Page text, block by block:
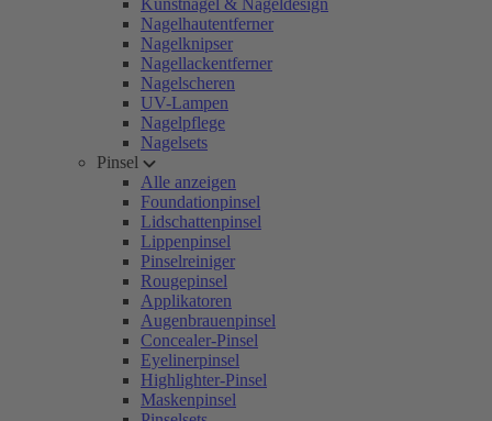
Kunstnägel & Nageldesign
Nagelhautentferner
Nagelknipser
Nagellackentferner
Nagelscheren
UV-Lampen
Nagelpflege
Nagelsets
Pinsel
Alle anzeigen
Foundationpinsel
Lidschattenpinsel
Lippenpinsel
Pinselreiniger
Rougepinsel
Applikatoren
Augenbrauenpinsel
Concealer-Pinsel
Eyelinerpinsel
Highlighter-Pinsel
Maskenpinsel